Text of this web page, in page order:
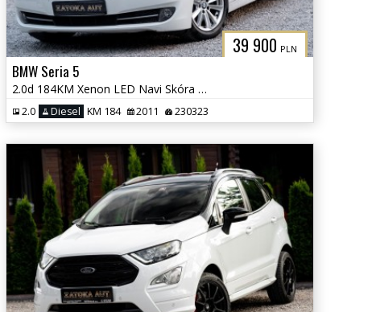
39 900 PLN
BMW Seria 5
2.0d 184KM Xenon LED Navi Skóra Grzane Fot Klima Parktornic Serwis
2.0 Diesel KM 184 2011 230323